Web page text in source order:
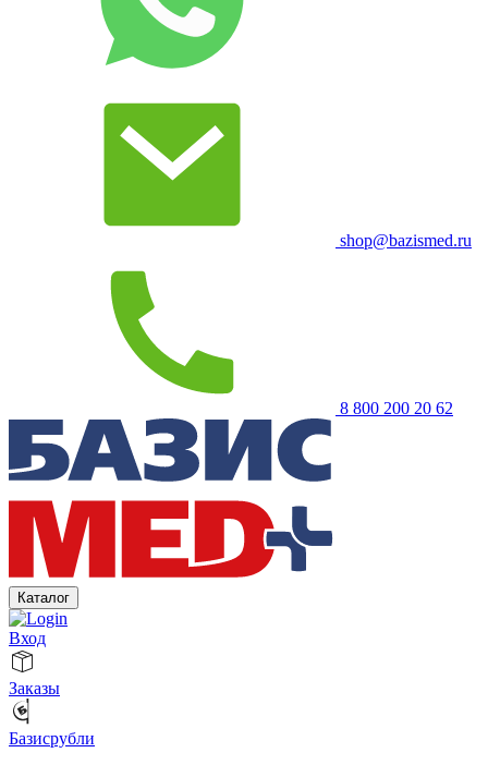
shop@bazismed.ru
8 800 200 20 62
Каталог
Вход
Заказы
Базисрубли